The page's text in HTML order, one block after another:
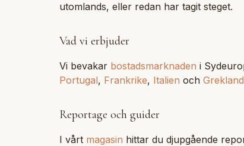
utomlands, eller redan har tagit steget.
Vad vi erbjuder
Vi bevakar bostadsmarknaden i
Portugal, Frankrike, Italien och Grekland
Reportage och guider
I vårt magasin hittar du djupgående